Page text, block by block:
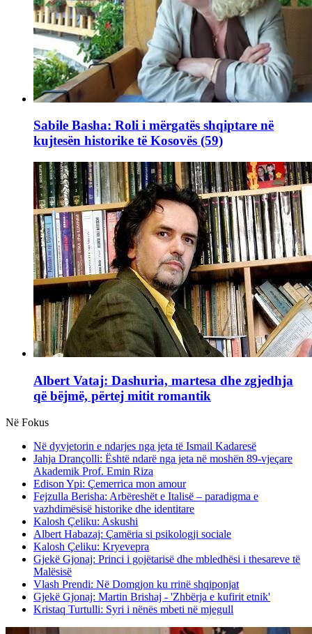
Sabile Basha: Roli i mërgatës shqiptare në
kujtesën historike të Kosovës (59)
Albert Vataj: Dashuria, martesa dhe zgjedhja
që bëjmë, përtej mitit romantik
Në Fokus
Në dyvjetorin e ndarjes nga jeta të Ismail Kadaresë
Jahja Drançolli: Është ndarë nga jeta në moshën 89-vjeçare
Akademik Prof. Emin Riza
Edison Ypi: Çemerrica mon amour
Fejzulla Berisha: Arbëreshët e Italisë – paradigma e
vazhdimësisë historike dhe identitare
Kalosh Çeliku: Askushi
Albert Habazaj: Çamëria si psikologji sociale
Kalosh Çeliku: Kryevepra
Gjekë Gjonaj: Princi i gojëtarisë dhe mbledhësi i thesareve të
Malësisë
Vlash Prendi: Në Domgjon ku rrinë shqiponjat
Gjekë Gjonaj: Martin Brishaj - 'Zhbërja e kufirit etnik'
Kristaq Turtulli: Syri i nënës mbeti në mjegull